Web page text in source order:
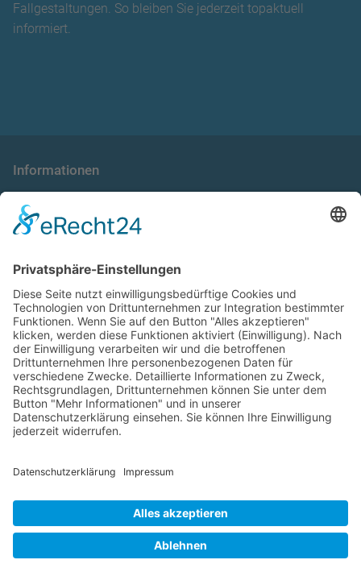
Fallgestaltungen. So bleiben Sie jederzeit topaktuell
informiert.
Informationen
Allgemeine Geschäftsbedingungen
Datenschutzerklärung
Unser Seminarangebot
Seminarreihen
Seminare
Webinare
Referenten
Neuigkeiten
Newsletter
News